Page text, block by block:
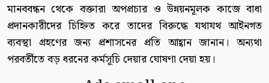
মানববন্ধন থেকে বক্তারা অপপ্রচার ও উন্নয়নমূলক কাজে বাধা
প্রদানকারীদের চিহ্নিত করে তাদের বিরুদ্ধে যথাযথ আইনগত
ব্যবস্থা গ্রহণের জন্য প্রশাসনের প্রতি আহ্বান জানান। অন্যথা
পরবর্তীতে বড় ধরনের কর্মসূচি দেয়ার ঘোষণা দেয়া হয়।